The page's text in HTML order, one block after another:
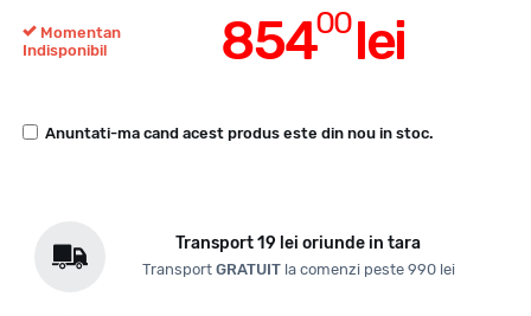
85400lei
Momentan
Indisponibil
Anuntati-ma cand acest produs este din nou in stoc.
Transport 19 lei oriunde in tara
Transport GRATUITla comenzi peste 990 lei